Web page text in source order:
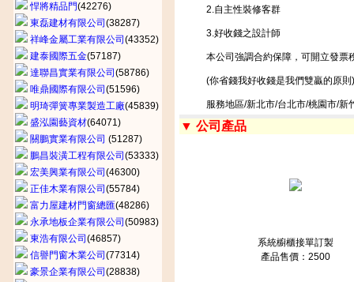
悍將精品門(42276)
東磊建材有限公司 (38287)
祥峰金屬工業有限公司 (43352)
建泰國際五金(57187)
達聯昌實業有限公司 (58786)
唯鼎國際有限公司 (51596)
明琦彈簧專業製造工廠(45839)
盛泓園藝資材(64071)
關鵬實業有限公司 (51287)
鵬昌裝潢工程有限公司 (53333)
宏美興業有限公司 (46300)
正佳木業有限公司 (55784)
富力屋建材門窗總匯(48286)
永承地板企業有限公司 (50983)
東浩有限公司 (46857)
信譽門窗木業公司 (77314)
豪景企業有限公司 (28838)
2.自主性裝修客群
3.好收錢之設計師
本公司強調合約保障，可開立發票
(你省錢我好收錢是我們雙贏的原則)
服務地區/新北市/台北市/桃園市/新
▼ 公司產品
系統櫥櫃接單訂製
產品售價：2500